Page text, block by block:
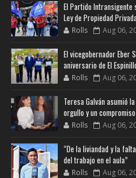
El Partido Intransigente
Ley de Propiedad
Rolls Aug 06,
El vicegobernador Eber
aniversario de El
Rolls Aug 06,
Teresa Galván asumió
orgullo y un
Rolls Aug 06,
“De la liviandad y la
del trabajo en el aula”
Rolls Aug 06,